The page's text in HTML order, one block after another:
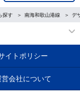
探す 南海和歌山港線 デ
イトポリシー
営会社について